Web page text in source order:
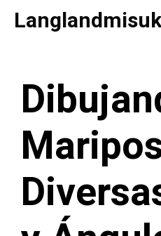
Saltar